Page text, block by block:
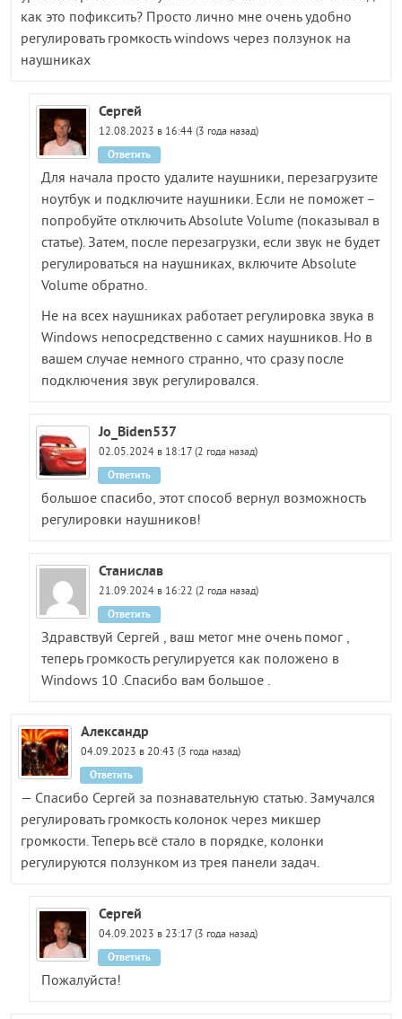
как это пофиксить? Просто лично мне очень удобно
регулировать громкость windows через ползунок на
наушниках
Сергей
12.08.2023 в 16:44 (3 года назад)
Для начала просто удалите наушники, перезагрузите
ноутбук и подключите наушники. Если не поможет –
попробуйте отключить Absolute Volume (показывал в
статье). Затем, после перезагрузки, если звук не будет
регулироваться на наушниках, включите Absolute
Volume обратно.
Не на всех наушниках работает регулировка звука в
Windows непосредственно с самих наушников. Но в
вашем случае немного странно, что сразу после
подключения звук регулировался.
Ответить
Jo_Biden537
02.05.2024 в 18:17 (2 года назад)
большое спасибо, этот способ вернул возможность
регулировки наушников!
Ответить
Станислав
21.09.2024 в 16:22 (2 года назад)
Здравствуй Сергей , ваш метог мне очень помог ,
теперь громкость регулируется как положено в
Windows 10 .Спасибо вам большое .
Ответить
Александр
04.09.2023 в 20:43 (3 года назад)
— Спасибо Сергей за познавательную статью. Замучался
регулировать громкость колонок через микшер
громкости. Теперь всё стало в порядке, колонки
регулируются ползунком из трея панели задач.
Ответить
Сергей
04.09.2023 в 23:17 (3 года назад)
Пожалуйста!
Ответить